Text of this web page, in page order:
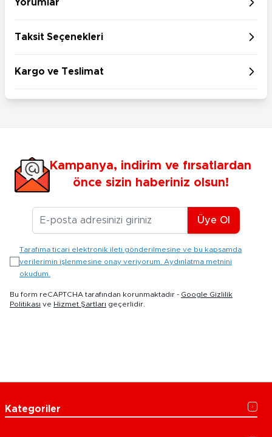
Yorumlar
Taksit Seçenekleri
Kargo ve Teslimat
Kampanya, indirim ve fırsatlardan
önce sizin haberiniz olsun!
E-posta Adresiniz
Üye Ol
Tarafıma ticari elektronik ileti gönderilmesine ve bu kapsamda
verilerimin işlenmesine onay veriyorum. Aydınlatma metnini
okudum.
Bu form reCAPTCHA tarafından korunmaktadır - Google Gizlilik
Politikası ve Hizmet Şartları geçerlidir.
Kategoriler